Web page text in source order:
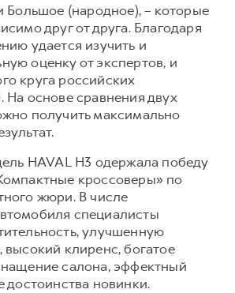
HAVAL
Большое (народное), – которые
друг от друга. Благодаря
удается изучить и
оценку от экспертов, и
круга российских
На основе сравнения двух
получить максимально
HAVAL H3 одержала победу
кроссоверы» по
жюри. В числе
специалисты
улучшенную
высокий клиренс, богатое
салона, эффектный
достоинства новинки.